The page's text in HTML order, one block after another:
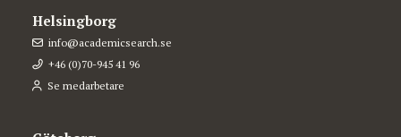
Helsingborg
info@academicsearch.se
+46 (0)70-945 41 96
Se medarbetare